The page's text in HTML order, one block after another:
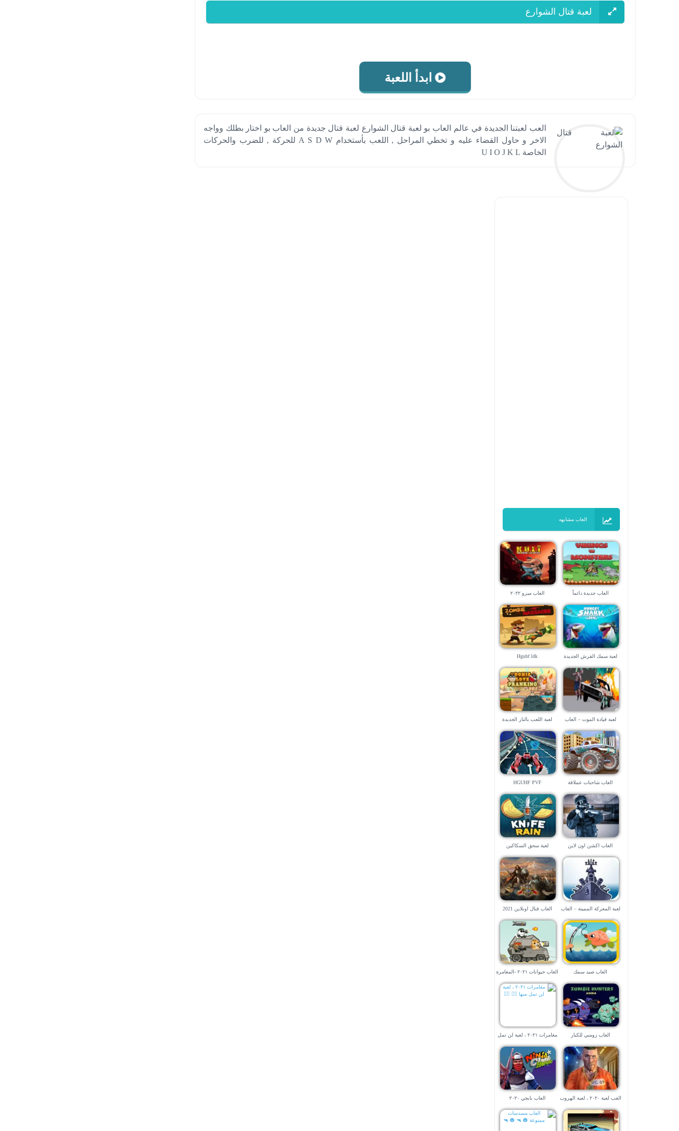
لعبة قتال الشوارع
ابدأ اللعبة
العب لعبتنا الجديدة في عالم العاب بو لعبة قتال الشوارع لعبة قتال جديدة من العاب بو اختار بطلك وواجه
الاخر و حاول القضاء عليه و تخطي المراحل , اللعب بأستخدام A S D W للحركة , للضرب والحركات
الخاصة U I O J K L
العاب مشابهه
العاب جديدة دائماً العاب ميزو ٢٠٢٢
لعبة سمك القرش الجديدة
Hguhf ldk
لعبة قيادة الموت – العاب
لعبة اللعب بالنار الجديدة
العاب شاحنات عملاقة HGUHF PVF
العاب اكشن اون لاين لعبة سحق السكاكين
لعبة المعركة المميتة – العاب
العاب قتال اونلاين 2021
العاب صيد سمك
العاب حيوانات ٢٠٢١ -المغامرة
العاب زومبي للكبار
مغامرات ٢٠٢١ ، لعبة لن تمل
العب لعبة ٢٠٢٠ ، لعبة الهروب
العاب بابجي ٢٠٢٠